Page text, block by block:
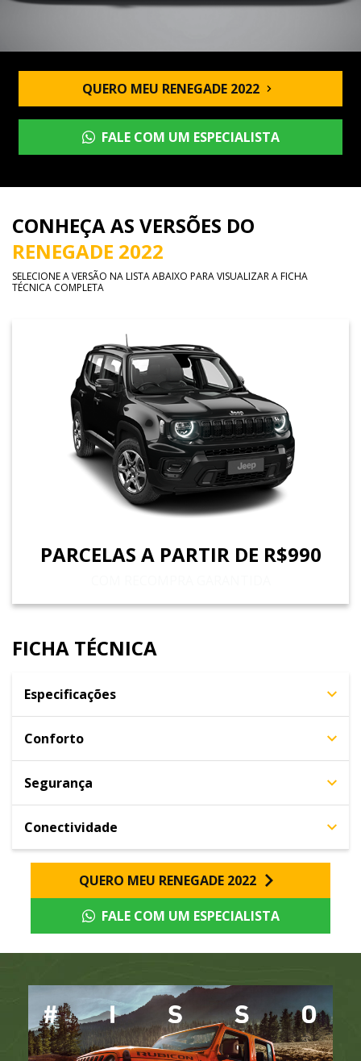
QUERO MEU RENEGADE 2022
FALE COM UM ESPECIALISTA
CONHEÇA AS VERSÕES DO
RENEGADE 2022
SELECIONE A VERSÃO NA LISTA ABAIXO PARA VISUALIZAR A FICHA
TÉCNICA COMPLETA
PARCELAS A PARTIR DE R$990
FICHA TÉCNICA
Especificações
Conforto
Segurança
Conectividade
QUERO MEU RENEGADE 2022
FALE COM UM ESPECIALISTA